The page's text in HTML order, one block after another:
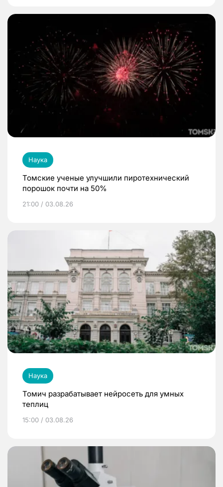
Наука
Томские ученые улучшили пиротехнический
порошок почти на 50%
21:00 / 03.08.26
Наука
Томич разрабатывает нейросеть для умных
теплиц
15:00 / 03.08.26